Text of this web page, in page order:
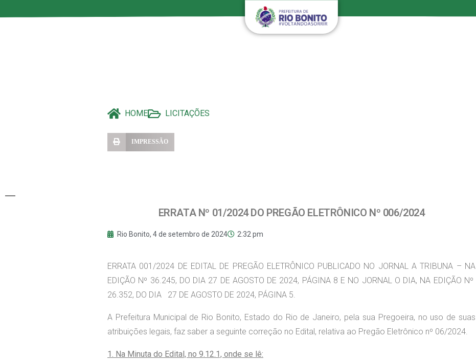
HOME LICITAÇÕES
IMPRESSÃO
ERRATA Nº 01/2024 DO PREGÃO ELETRÔNICO Nº 006/2024
Rio Bonito, 4 de setembro de 2024 2:32 pm
ERRATA 001/2024 DE EDITAL DE PREGÃO ELETRÔNICO PUBLICADO NO JORNAL A TRIBUNA – NA
EDIÇÃO Nº 36.245, DO DIA 27 DE AGOSTO DE 2024, PÁGINA 8 E NO JORNAL O DIA, NA EDIÇÃO Nº
26.352, DO DIA 27 DE AGOSTO DE 2024, PÁGINA 5.
A Prefeitura Municipal de Rio Bonito, Estado do Rio de Janeiro, pela sua Pregoeira, no uso de suas
atribuições legais, faz saber a seguinte correção no Edital, relativa ao Pregão Eletrônico nº 06/2024.
1. Na Minuta do Edital, no 9.12.1, onde se lê: